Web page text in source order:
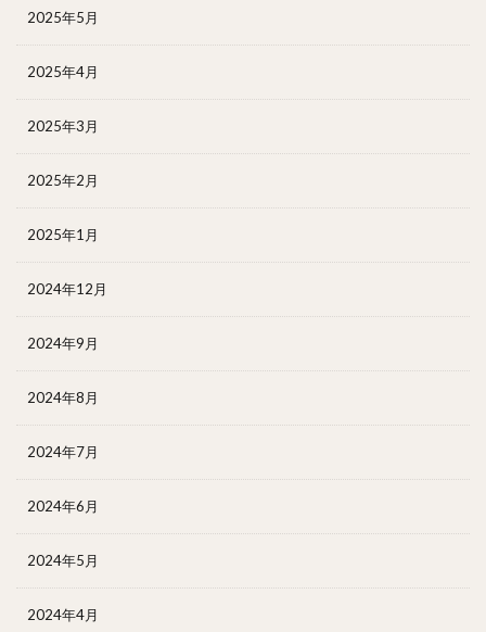
2025年5月
2025年4月
2025年3月
2025年2月
2025年1月
2024年12月
2024年9月
2024年8月
2024年7月
2024年6月
2024年5月
2024年4月